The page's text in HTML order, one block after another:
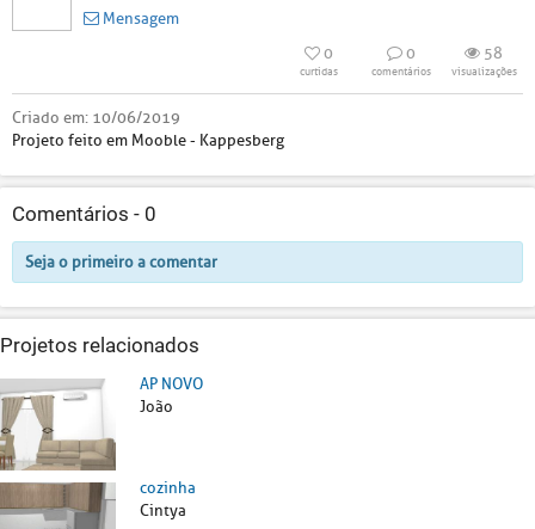
Mensagem
0
curtidas
0
comentários
58
visualizações
Criado em: 10/06/2019
Projeto feito em Mooble - Kappesberg
Comentários - 0
Seja o primeiro a comentar
Projetos relacionados
AP NOVO
João
cozinha
Cintya